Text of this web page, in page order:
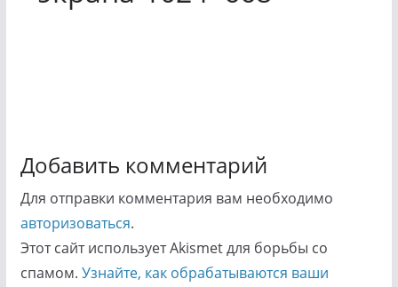
Добавить комментарий
Для отправки комментария вам необходимо
авторизоваться.
Этот сайт использует Akismet для борьбы со
спамом. Узнайте, как обрабатываются ваши